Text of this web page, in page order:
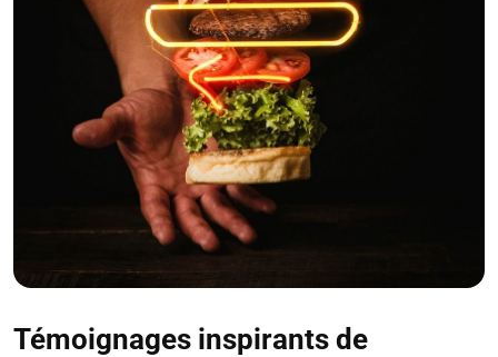
Témoignages inspirants de